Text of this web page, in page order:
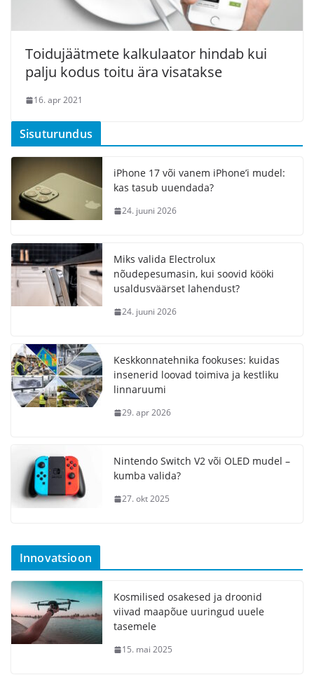
Toidujäätmete kalkulaator hindab kui
palju kodus toitu ära visatakse
16. apr 2021
Sisuturundus
iPhone 17 või vanem iPhone’i mudel:
kas tasub uuendada?
24. juuni 2026
Miks valida Electrolux
nõudepesumasin, kui soovid kööki
usaldusväärset lahendust?
24. juuni 2026
Keskkonnatehnika fookuses: kuidas
insenerid loovad toimiva ja kestliku
linnaruumi
29. apr 2026
Nintendo Switch V2 või OLED mudel –
kumba valida?
27. okt 2025
Innovatsioon
Kosmilised osakesed ja droonid
viivad maapõue uuringud uuele
tasemele
15. mai 2025